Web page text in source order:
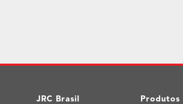
JRC Brasil Produtos